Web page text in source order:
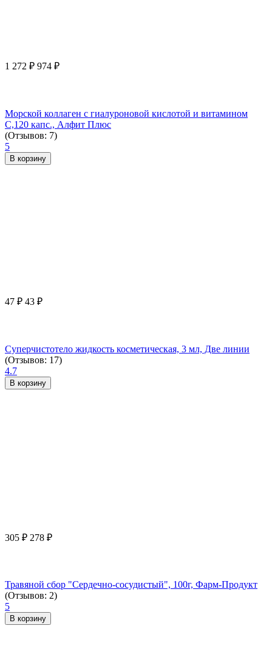
1 272 ₽ 974 ₽
Морской коллаген с гиалуроновой кислотой и витамином
С,120 капс., Алфит Плюс
(Отзывов: 7)
5
В корзину
47 ₽ 43 ₽
Суперчистотело жидкость косметическая, 3 мл, Две линии
(Отзывов: 17)
4.7
В корзину
305 ₽ 278 ₽
Травяной сбор "Сердечно-сосудистый", 100г, Фарм-Продукт
(Отзывов: 2)
5
В корзину